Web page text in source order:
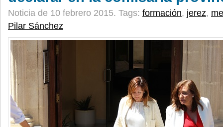
Noticia de 10 febrero 2015. Tags: formación, jerez,
Pilar Sánchez